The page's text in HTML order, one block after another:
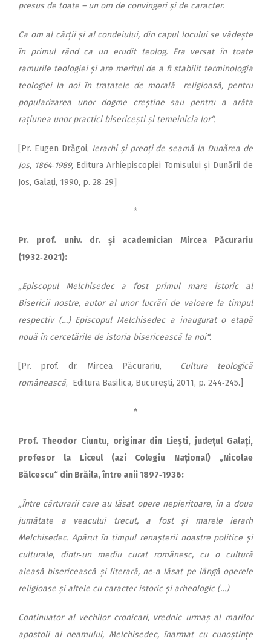
presus de toate – un om de convingeri și de caracter.
Ca om al cărții și al condeiului, din capul locului se vădește
în primul rând ca un erudit teolog. Era versat în toate
ramurile teologiei și are meritul de a fi stabilit terminologia
teologiei la noi în tratatele de morală religioasă, pentru
popularizarea unor dogme creștine sau pentru a arăta
rațiunea unor practici bisericești și temeinicia lor“.
[Pr. Eugen Drăgoi, Ierarhi și preoți de seamă la Dunărea de
Jos, 1864‑1989, Editura Arhiepiscopiei Tomisului și Dunării de
Jos, Galați, 1990, p. 28‑29]
*
Pr. prof. univ. dr. și academician Mircea Păcurariu
(1932‑2021):
„Episcopul Melchisedec a fost primul mare istoric al
Bisericii nostre, autor al unor lucrări de valoare la timpul
respectiv (…) Epis­copul Melchisedec a inaugurat o etapă
nouă în cercetările de istoria bisericească la noi“.
[Pr. prof. dr. Mircea Păcurariu, Cultura teologică
românească, Editura Basilica, București, 2011, p. 244‑245.]
*
Prof. Theodor Ciuntu, originar din Liești, județul Galați,
profesor la Liceul (azi Colegiu Național) „Nicolae
Bălcescu“ din Brăila, între anii 1897‑1936:
„Între cărturarii care au lăsat opere nepieritoare, în a doua
jumătate a veacului trecut, a fost și marele ierarh
Melchisedec. Apărut în timpul renașterii noastre politice și
culturale, dintr‑un mediu curat românesc, cu o cultură
aleasă bisericească și literară, ne‑a lăsat pe lângă operele
religioase și altele cu caracter istoric și arheologic (…)
Continuator al vechilor cronicari, vrednic urmaș al marilor
apostoli ai neamului, Melchisedec, înarmat cu cunoștințe